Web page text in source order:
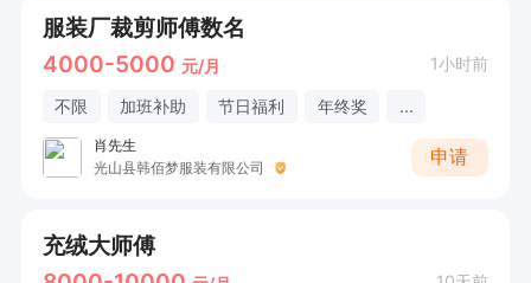
服装厂裁剪师傅数名
4000-5000 元/月 1小时前
不限 加班补助 节日福利 年终奖 ...
肖先生
光山县韩佰梦服装有限公司
申请
充绒大师傅